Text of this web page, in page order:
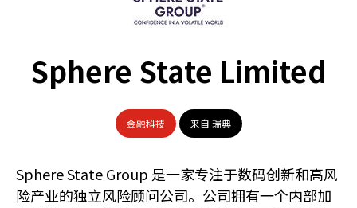
Sphere State Limited
金融科技 来自 瑞典
Sphere State Group 是一家专注于数码创新和高风
险产业的独立风险顾问公司。公司拥有一个内部加